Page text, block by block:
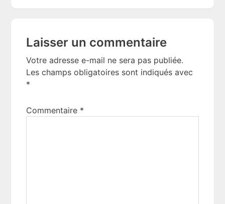
Interactions
Laisser un commentaire
Votre adresse e-mail ne sera pas publiée.
Les champs obligatoires sont indiqués avec
*
Commentaire *